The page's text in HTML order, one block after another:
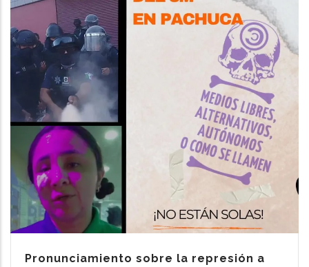
Pronunciamiento sobre la represión a